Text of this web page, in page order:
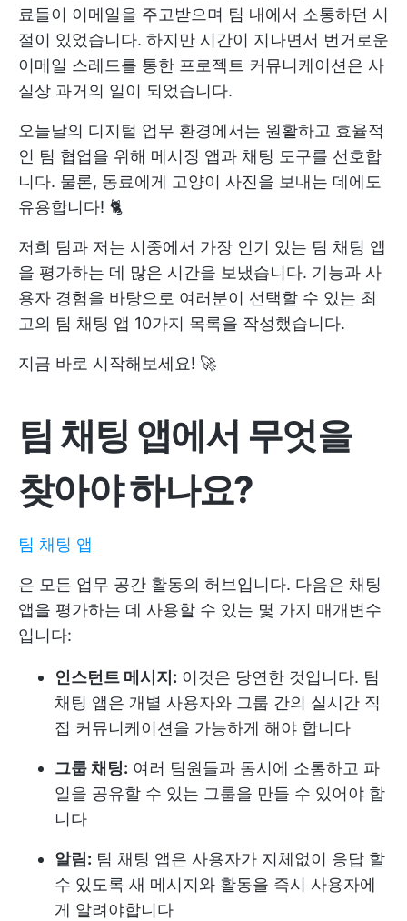
료들이 이메일을 주고받으며 팀 내에서 소통하던 시
절이 있었습니다. 하지만 시간이 지나면서 번거로운
이메일 스레드를 통한 프로젝트 커뮤니케이션은 사
실상 과거의 일이 되었습니다.
오늘날의 디지털 업무 환경에서는 원활하고 효율적
인 팀 협업을 위해 메시징 앱과 채팅 도구를 선호합
니다. 물론, 동료에게 고양이 사진을 보내는 데에도
유용합니다! 🐈
저희 팀과 저는 시중에서 가장 인기 있는 팀 채팅 앱
을 평가하는 데 많은 시간을 보냈습니다. 기능과 사
용자 경험을 바탕으로 여러분이 선택할 수 있는 최
고의 팀 채팅 앱 10가지 목록을 작성했습니다.
지금 바로 시작해보세요! 🚀
팀 채팅 앱에서 무엇을
찾아야 하나요?
팀 채팅 앱
은 모든 업무 공간 활동의 허브입니다. 다음은 채팅
앱을 평가하는 데 사용할 수 있는 몇 가지 매개변수
입니다:
인스턴트 메시지: 이것은 당연한 것입니다. 팀
채팅 앱은 개별 사용자와 그룹 간의 실시간 직
접 커뮤니케이션을 가능하게 해야 합니다
그룹 채팅: 여러 팀원들과 동시에 소통하고 파
일을 공유할 수 있는 그룹을 만들 수 있어야 합
니다
알림: 팀 채팅 앱은 사용자가 지체없이 응답 할
수 있도록 새 메시지와 활동을 즉시 사용자에
게 알려야합니다